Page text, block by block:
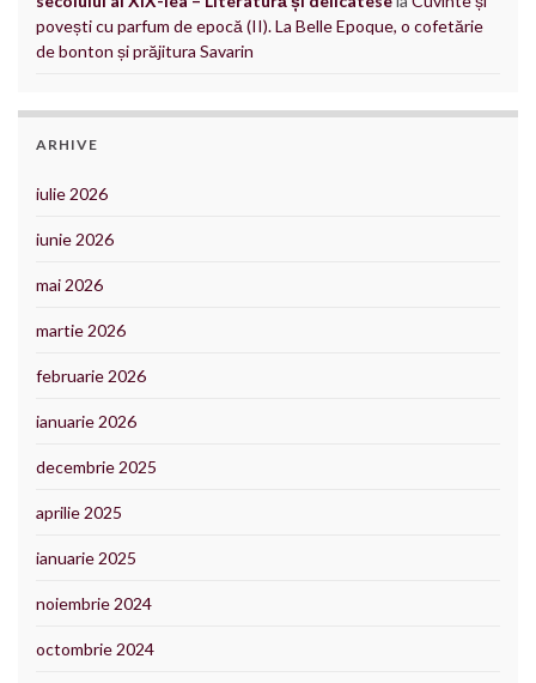
povești cu parfum de epocă (II). La Belle Epoque, o cofetărie
de bonton și prăjitura Savarin
ARHIVE
iulie 2026
iunie 2026
mai 2026
martie 2026
februarie 2026
ianuarie 2026
decembrie 2025
aprilie 2025
ianuarie 2025
noiembrie 2024
octombrie 2024